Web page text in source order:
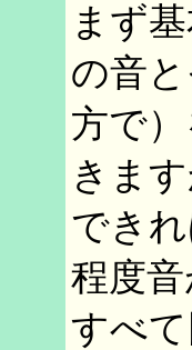
まず
の音
方で
きま
でき
程度
すべ